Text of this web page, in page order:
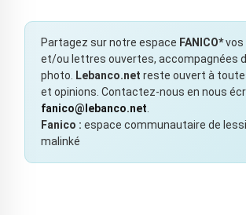
Partagez sur notre espace FANICO*vos
et/ou lettres ouvertes, accompagnées
photo.
Lebanco.net reste ouvert à
et opinions. Contactez-nous en nous
fanico@lebanco.net
Fanico : espace communautaire de
malinké